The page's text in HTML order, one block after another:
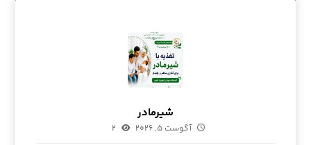
شیرمادر
آگوست ۵, ۲۰۲۶ ۲